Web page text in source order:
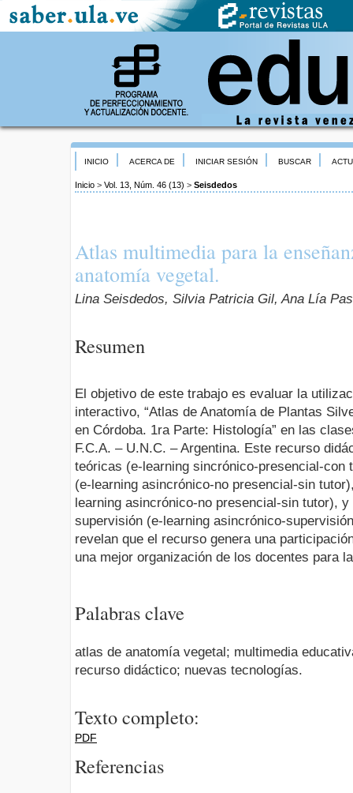
INICIO ACERCA DE INICIAR SESIÓN BUSCAR
Inicio > Vol. 13, Núm. 46 (13) > Seisdedos
Atlas multimedia para la
anatomía vegetal.
Lina Seisdedos, Silvia Patricia Gil, Ana Lía
Resumen
El objetivo de este trabajo es evaluar la
interactivo, “Atlas de Anatomía de Plantas
en Córdoba. 1ra Parte: Histología” en las
F.C.A. – U.N.C. – Argentina. Este recurso
teóricas (e-learning sincrónico-presencial-con
(e-learning asincrónico-no presencial-sin
learning asincrónico-no presencial-sin tutor),
supervisión (e-learning asincrónico-
revelan que el recurso genera una
una mejor organización de los docentes para
Palabras clave
atlas de anatomía vegetal; multimedia
recurso didáctico; nuevas tecnologías.
Texto completo:
PDF
Referencias